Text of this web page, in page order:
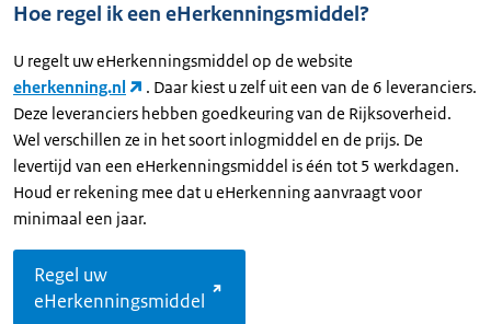
Hoe regel ik een eHerkenningsmiddel?
U regelt uw eHerkenningsmiddel op de website
eherkenning.nl
. Daar kiest u zelf uit een van de 6 leveranciers.
Deze leveranciers hebben goedkeuring van de Rijksoverheid.
Wel verschillen ze in het soort inlogmiddel en de prijs. De
levertijd van een eHerkenningsmiddel is één tot 5 werkdagen.
Houd er rekening mee dat u eHerkenning aanvraagt voor
minimaal een jaar.
Regel uw
eHerkenningsmiddel